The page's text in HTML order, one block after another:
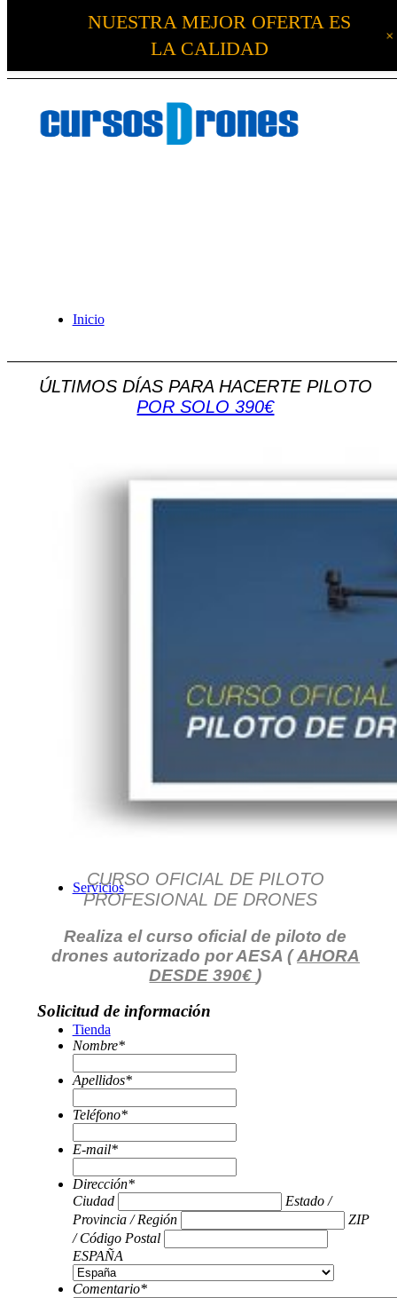
Inicio
Servicios
Tienda
ÚLTIMOS DÍAS PARA HACERTE PILOTO
POR SOLO 390€
CURSO OFICIAL DE PILOTO
PROFESIONAL DE DRONES
Realiza el curso oficial de piloto de
drones autorizado por AESA (AHORA
DESDE 390€ )
Solicitud de información
Nombre*
Apellidos*
Teléfono*
E-mail*
Dirección*
Ciudad
Estado /
Provincia / Región
ZIP
/ Código Postal
ESPAÑA
Comentario*
NUESTRA MEJOR OFERTA ES
LA CALIDAD